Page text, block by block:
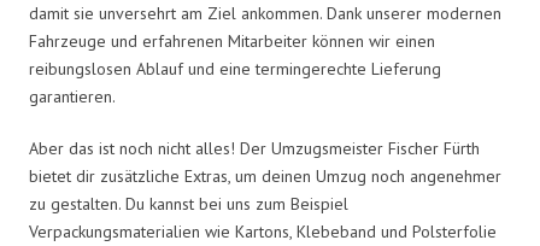
damit sie unversehrt am Ziel ankommen. Dank unserer modernen
Fahrzeuge und erfahrenen Mitarbeiter können wir einen
reibungslosen Ablauf und eine termingerechte Lieferung
garantieren.
Aber das ist noch nicht alles! Der Umzugsmeister Fischer Fürth
bietet dir zusätzliche Extras, um deinen Umzug noch angenehmer
zu gestalten. Du kannst bei uns zum Beispiel
Verpackungsmaterialien wie Kartons, Klebeband und Polsterfolie